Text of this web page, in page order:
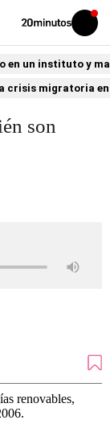
Volver
Iniciar
sesión
en un instituto y
crisis migratoria
son
renovables,